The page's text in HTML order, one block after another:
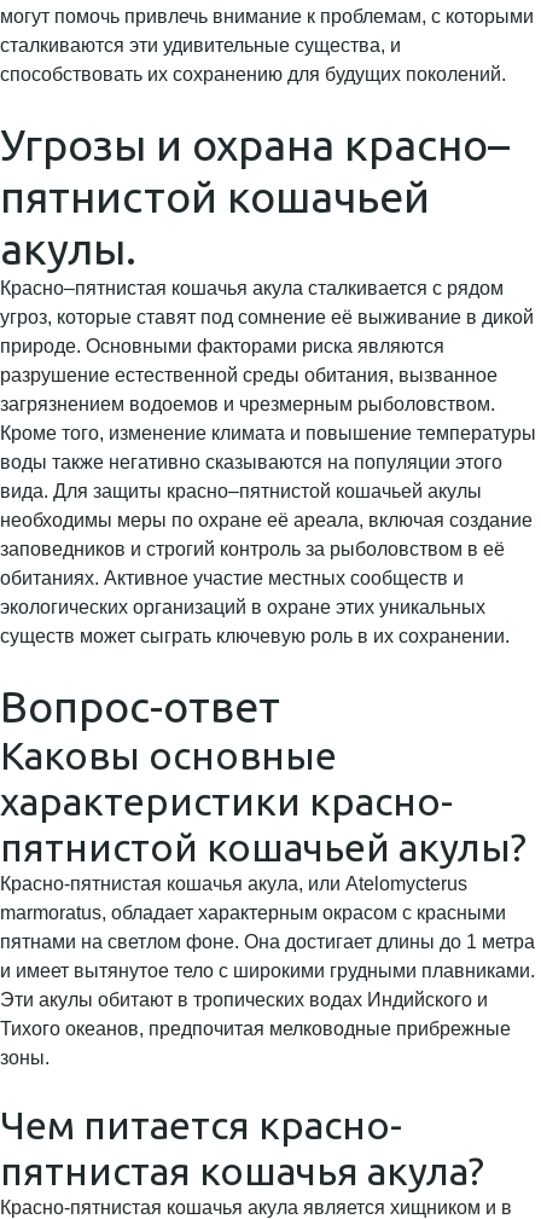
могут помочь привлечь внимание к проблемам, с которыми
сталкиваются эти удивительные существа, и
способствовать их сохранению для будущих поколений.
Угрозы и охрана красно–
пятнистой кошачьей
акулы.
Красно–пятнистая кошачья акула сталкивается с рядом
угроз, которые ставят под сомнение её выживание в дикой
природе. Основными факторами риска являются
разрушение естественной среды обитания, вызванное
загрязнением водоемов и чрезмерным рыболовством.
Кроме того, изменение климата и повышение температуры
воды также негативно сказываются на популяции этого
вида. Для защиты красно–пятнистой кошачьей акулы
необходимы меры по охране её ареала, включая создание
заповедников и строгий контроль за рыболовством в её
обитаниях. Активное участие местных сообществ и
экологических организаций в охране этих уникальных
существ может сыграть ключевую роль в их сохранении.
Вопрос-ответ
Каковы основные
характеристики красно-
пятнистой кошачьей акулы?
Красно-пятнистая кошачья акула, или Atelomycterus
marmoratus, обладает характерным окрасом с красными
пятнами на светлом фоне. Она достигает длины до 1 метра
и имеет вытянутое тело с широкими грудными плавниками.
Эти акулы обитают в тропических водах Индийского и
Тихого океанов, предпочитая мелководные прибрежные
зоны.
Чем питается красно-
пятнистая кошачья акула?
Красно-пятнистая кошачья акула является хищником и в